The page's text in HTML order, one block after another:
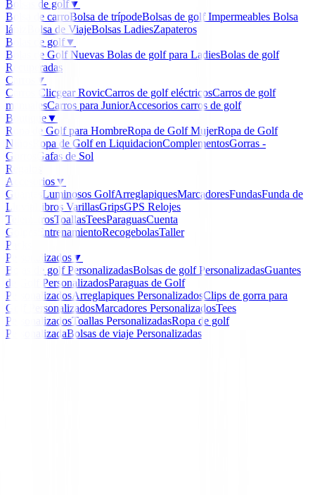
Bolsas de golf▼
Bolsa de carroBolsa de trípodeBolsas de golf Impermeables Bolsa
lápiz
Bolsa de ViajeBolsas LadiesZapateros
Bolas de golf▼
Bolas de Golf Nuevas Bolas de golf para LadiesBolas de golf
Recuperadas
Carros
▼
Carros Clicgear RovicCarros de golf eléctricosCarros de golf
manualesCarros para JuniorAccesorios carros de golf
Boutique▼
Ropa de Golf para HombreRopa de Golf MujerRopa de Golf
Niños
Ropa de Golf en LiquidacionComplementosGorras -
Gorros
Gafas de Sol
Regalos
Accesorios▼
Guantes Luminosos GolfArreglapiquesMarcadoresFundasFunda de
Lluvia
Libros VarillasGripsGPS Relojes
TelemetrosToallasTeesParaguasCuenta
Golpes
EntrenamientoRecogebolasTaller
Packs
Personalizados ▼
Bolas de golf PersonalizadasBolsas de golf PersonalizadasGuantes
de Golf PersonalizadosParaguas de Golf
PersonalizadosArreglapiques PersonalizadosClips de gorra para
Golf PersonalizadosMarcadores PersonalizadosTees
PersonalizadosToallas PersonalizadasRopa de golf
PersonalizadaBolsas de viaje Personalizadas